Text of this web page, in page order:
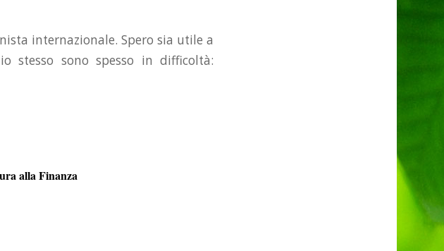
internazionale. Spero sia utile a
sono spesso in difficoltà:
alla Finanza